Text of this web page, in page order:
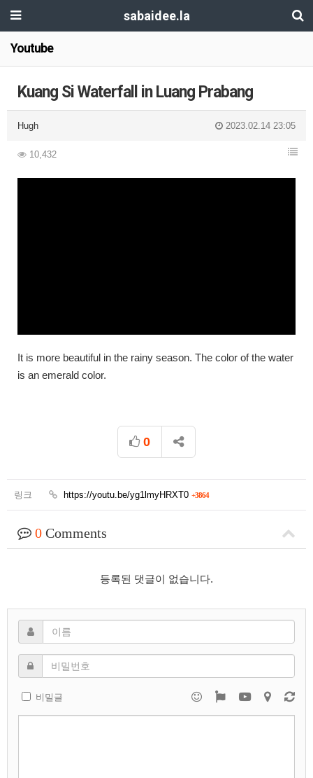
sabaidee.la
Youtube
Kuang Si Waterfall in Luang Prabang
Hugh 2023.02.14 23:05
10,432
It is more beautiful in the rainy season. The color of the water
is an emerald color.
0
링크 https://youtu.be/yg1lmyHRXT0 +3864
0 Comments
등록된 댓글이 없습니다.
비밀글